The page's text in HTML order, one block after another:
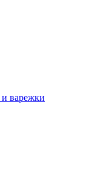
варежки